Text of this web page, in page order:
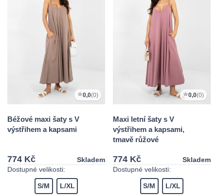
0,0(0)
Béžové maxi šaty s V
výstřihem a kapsami
774 Kč
Skladem
Dostupné velikosti:
S/M L/XL
0,0(0)
Maxi letní šaty s V
výstřihem a kapsami,
tmavě růžové
774 Kč
Skladem
Dostupné velikosti:
S/M L/XL